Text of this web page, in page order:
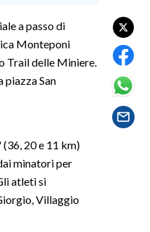
a passo di
Monteponi
Trail delle Miniere.
piazza San
20 e 11 km)
minatori per
atleti si
Villaggio